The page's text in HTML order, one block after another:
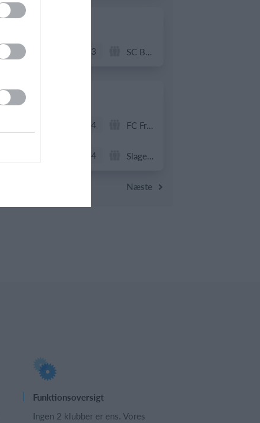
3 SC Boca Vista
19. juni
4 FC Frederikberg
4 Slagelse B&I
Næste
Funktionsoversigt
Ingen 2 klubber er ens. Vores